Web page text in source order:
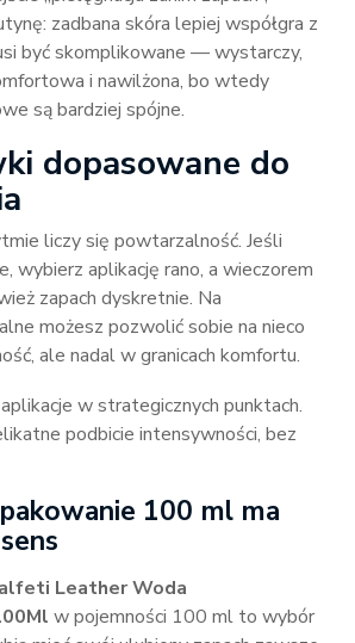
zadbana skóra lepiej współgra z
być skomplikowane — wystarczy,
i nawilżona, bo wtedy
są bardziej spójne.
dopasowane do
liczy się powtarzalność. Jeśli
wybierz aplikację rano, a wieczorem
zapach dyskretnie. Na
możesz pozwolić sobie na nieco
ale nadal w granicach komfortu.
w strategicznych punktach.
podbicie intensywności, bez
100 ml ma
Leather Woda
w pojemności 100 ml to wybór